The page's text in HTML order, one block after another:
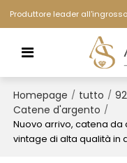
Produttore leader
Homepage / tutto /
Catene d'argento /
Nuovo arrivo, catena da
vintage di alta qualità in